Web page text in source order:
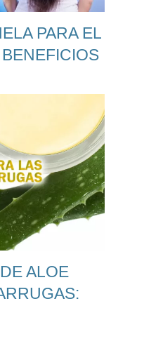
PARA EL
ALOE